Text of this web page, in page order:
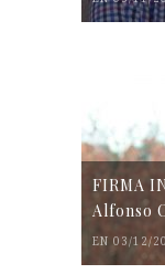
FIRMA
Alfonso
EN 03/12/